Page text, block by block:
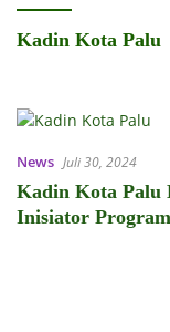
Kadin Kota Palu
News Juli 30, 2024
Kadin Kota Palu
Inisiator